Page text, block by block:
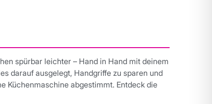
spürbar leichter – Hand in Hand mit deinem
darauf ausgelegt, Handgriffe zu sparen und
Küchenmaschine abgestimmt. Entdeck die